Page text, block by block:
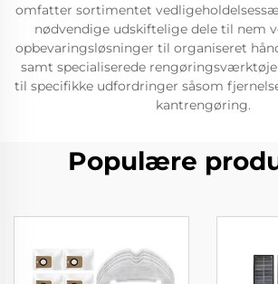
omfatter sortimentet
nødvendige udskiftelige dele til nem
opbevaringsløsninger til organiseret
samt specialiserede
til specifikke udfordringer såsom
kantrengøring.
Populære